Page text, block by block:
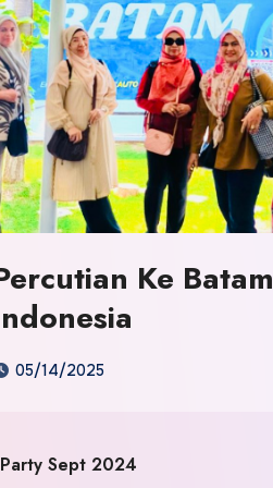
Ke Batam
05/14/2025
Sept 2024